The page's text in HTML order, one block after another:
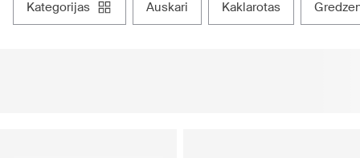
kategorijas auskari kaklarotas